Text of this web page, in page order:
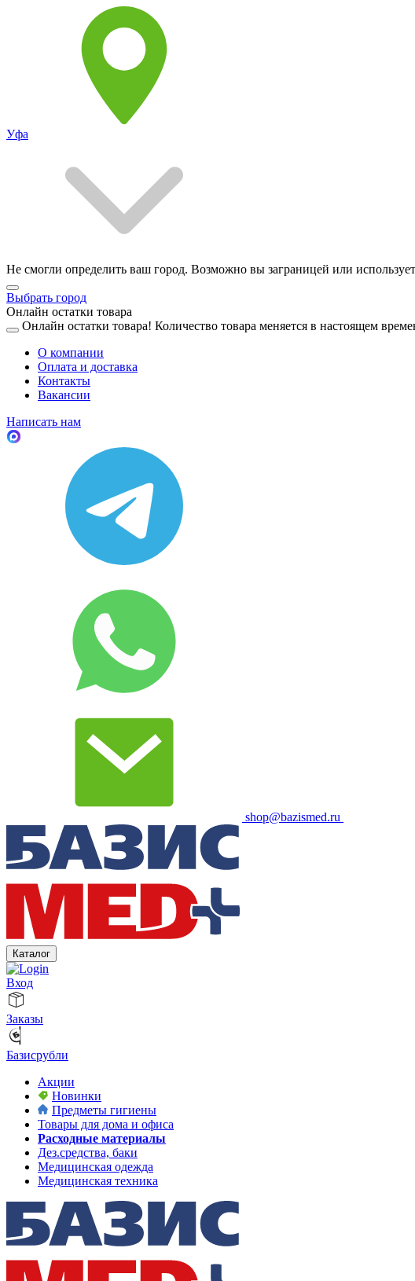
Уфа
Не смогли определить ваш город. Возможно вы заграницей или
Выбрать город
Онлайн остатки товара
Онлайн остатки товара! Количество товара меняется в настоящем
О компании
Оплата и доставка
Контакты
Вакансии
Написать нам
shop@bazismed.ru
Каталог
Вход
Заказы
Базисрубли
Акции
Новинки
Предметы гигиены
Товары для дома и офиса
Расходные материалы
Дез.средства, баки
Медицинская одежда
Медицинская техника